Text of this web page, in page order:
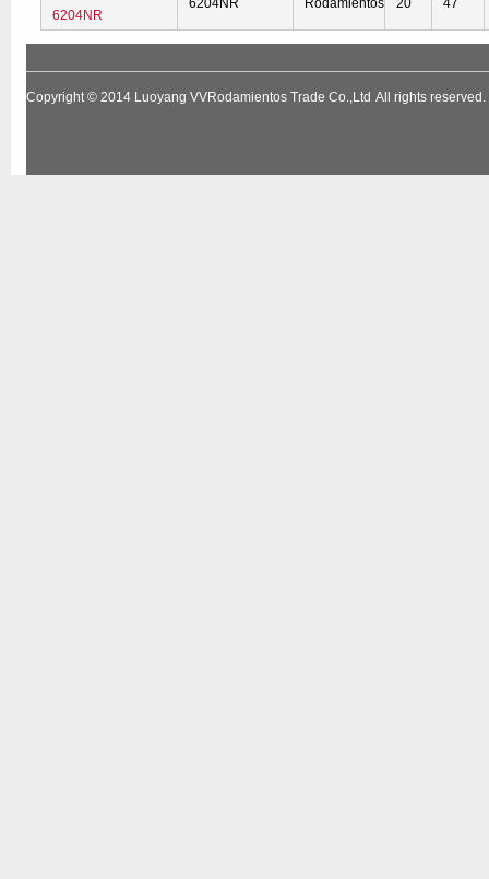
6204NR
6204NR Rodamientos 20 47
Copyright © 2014 Luoyang VVRodamientos Trade Co.,Ltd All rights